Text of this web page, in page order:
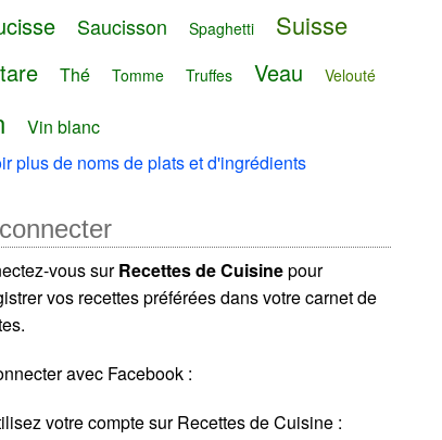
Saucisson Spaghetti Suisse
Thé Tomme Truffes Veau Velouté
Vin blanc
plus de noms de plats et d'ingrédients
vous surRecettes de Cuisinepour
vos recettes préférées dans votre carnet de
avec Facebook :
votre compte sur Recettes de Cuisine :